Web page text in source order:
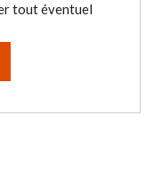
tout éventuel